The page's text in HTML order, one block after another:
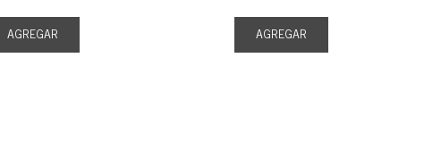
AGREGAR AGREGAR